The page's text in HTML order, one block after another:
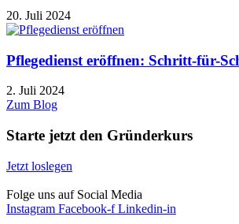
20. Juli 2024
Pflegedienst eröffnen: Schritt-für-
2. Juli 2024
Zum Blog
Starte jetzt den Gründerkurs
Jetzt loslegen
Folge uns auf Social Media
Instagram Facebook-f Linkedin-in